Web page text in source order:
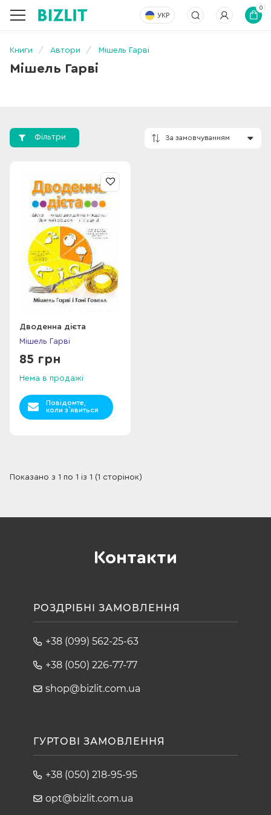
УКР
0
Книги Автори Мішель Гарві
Мішель Гарві
Фільтри
Дводенна дієта
Мішель Гарві
85 грн
Нема в продажі
Повідомте,
коли з`явиться
Показано з 1 по 1 із 1 (1 сторінок)
Контакти
РОЗДРІБНІ ЗАМОВЛЕННЯ
+38 (099) 562-25-63
+38 (050) 226-77-77
shop@bizlit.com.ua
ГУРТОВІ ЗАМОВЛЕННЯ
+38 (050) 218-95-95
opt@bizlit.com.ua